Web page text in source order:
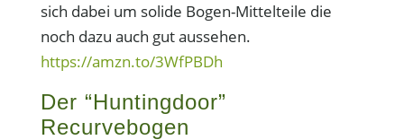
sich dabei um solide Bogen-Mittelteile die
noch dazu auch gut aussehen.
https://amzn.to/3WfPBDh
Der “Huntingdoor”
Recurvebogen